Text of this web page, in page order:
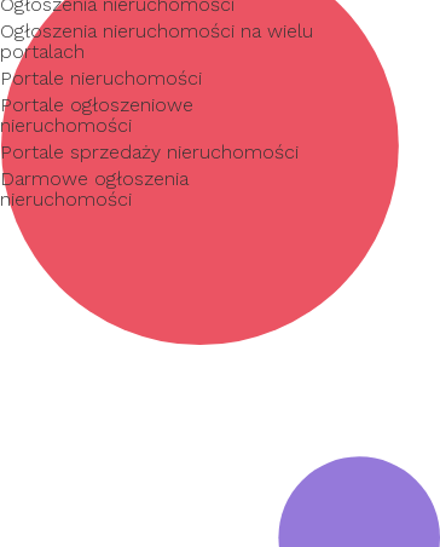
Ogłoszenia nieruchomości na wielu
portalach
Portale nieruchomości
Portale ogłoszeniowe
nieruchomości
Portale sprzedaży nieruchomości
Darmowe ogłoszenia
nieruchomości